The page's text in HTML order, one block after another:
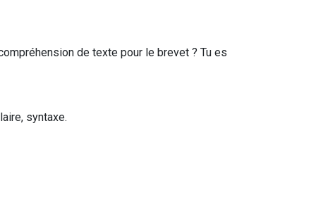
de texte pour le brevet ? Tu es
syntaxe.